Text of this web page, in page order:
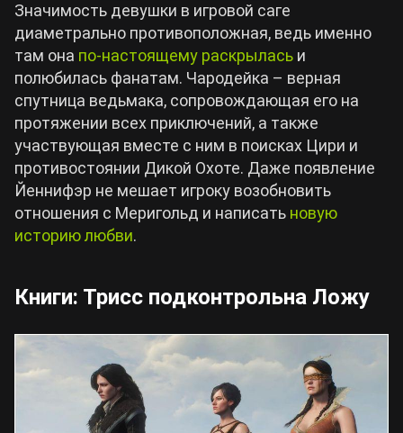
Значимость девушки в игровой саге
диаметрально противоположная, ведь именно
там она по-настоящему раскрылась и
полюбилась фанатам. Чародейка – верная
спутница ведьмака, сопровождающая его на
протяжении всех приключений, а также
участвующая вместе с ним в поисках Цири и
противостоянии Дикой Охоте. Даже появление
Йеннифэр не мешает игроку возобновить
отношения с Меригольд и написать новую
историю любви.
Книги: Трисс подконтрольна Ложу